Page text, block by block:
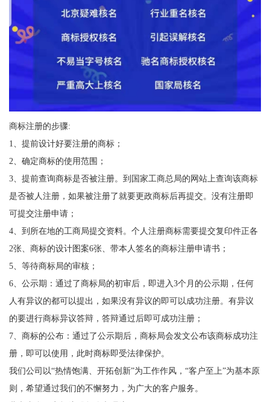
商标注册的步骤:
1、提前设计好要注册的商标；
2、确定商标的使用范围；
3、提前查询商标是否被注册。到国家工商总局的网站上查询该商标
是否被人注册，如果被注册了就要更政商标后再提交。没有注册即
可提交注册申请；
4、到所在地的工商局提交资料。个人注册商标需要提交复印件正各
2张、商标的设计图案6张、带本人签名的商标注册申请书；
5、等待商标局的审核；
6、公示期：通过了商标局的初审后，即进入3个月的公示期，任何
人有异议的都可以提出，如果没有异议的即可以成功注册。有异议
的要进行商标异议答辩，答辩通过后即可成功注册；
7、商标的公布：通过了公示期后，商标局会发文公布该商标成功注
册，即可以使用，此时商标即受法律保护。
我们公司以“热情饱满、开拓创新”为工作作风，“客户至上”为基本原
则，希望通过我们的不懈努力，为广大的客户服务。